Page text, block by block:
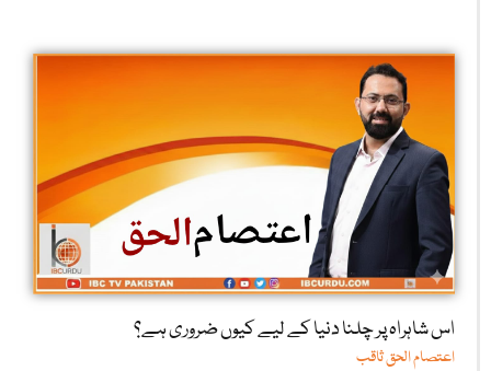
اس شاہراہ پر چلنا دنیا کے لیے کیوں ضروری ہے؟
اعتصام الحق ثاقب